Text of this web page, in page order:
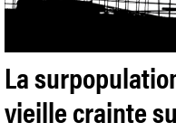
La
vieille crainte